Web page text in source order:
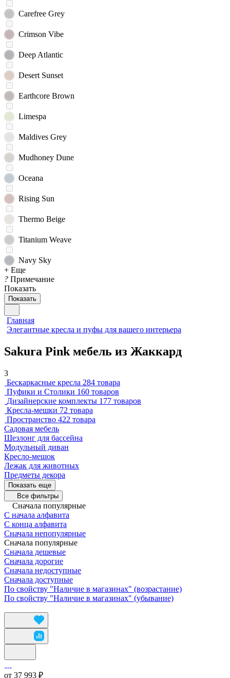
Carefree Grey
Crimson Vibe
Deep Atlantic
Desert Sunset
Earthcore Brown
Limespa
Maldives Grey
Mudhoney Dune
Oceana
Rising Sun
Thermo Beige
Titanium Weave
Navy Sky
+ Еще
? Примечание
Показать
Показать
Главная
Элегантные кресла и пуфы для вашего интерьера
Sakura Pink мебель из Жаккард
3
Бескаркасные кресла 284 товара
Пуфики и Столики 160 товаров
Дизайнерские комплекты 177 товаров
Кресла-мешки 72 товара
Пространство 422 товара
Садовая мебель
Шезлонг для бассейна
Модульный диван
Кресло-мешок
Лежак для животных
Предметы декора
Показать еще
Все фильтры
Сначала популярные
С начала алфавита
С конца алфавита
Сначала непопулярные
Сначала популярные
Сначала дешевые
Сначала дорогие
Сначала недоступные
Сначала доступные
По свойству "Наличие в магазинах" (возрастание)
По свойству "Наличие в магазинах" (убывание)
от 37 993 ₽